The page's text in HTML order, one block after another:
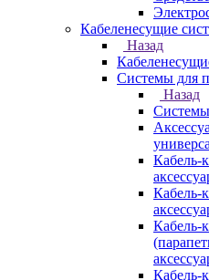
Кабеленесущие
Назад
Системы для
Назад
Системы
Кабель-
Кабель-
Кабель-
Кабель-